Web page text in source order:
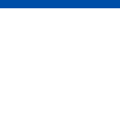
通风空调工程 [采购中]